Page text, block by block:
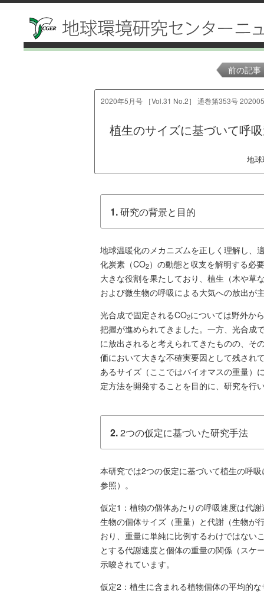
前の記事
2020年5月号 ［Vol.31 No.2］ 通巻第353号
植生のサイズに基づいて呼
地
1.研究の背景と目的
地球温暖化のメカニズムを正しく理解し、
化炭素（CO2）の動態と収支を解明する必
大きな役割を果たしており、植生（木や草
および微生物の呼吸による大気への放出が
光合成で固定されるCO2については野外か
把握が進められてきました。一方、光合成
に放出されると考えられてきたものの、そ
価において大きな不確実要因として残され
あるサイズ（ここではバイオマスの重量）
定方法を開発することを目的に、研究を行
2.2つの仮定に基づいた研究手法
本研究では2つの仮定に基づいて植生の呼
参照）。
仮定1：植物の個体あたりの呼吸速度は代
生物の個体サイズ（重量）と代謝（生物が
おり、重量に単純に比例するわけではない
とする代謝速度と個体の重量の関係（スケ
示唆されています。
仮定2：植生に含まれる植物個体の平均的